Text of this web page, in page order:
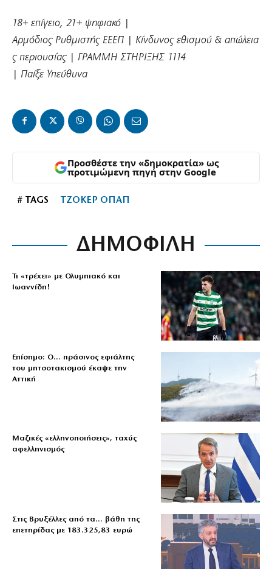
18+ επίγειο, 21+ ψηφιακό
Αρμόδιος Ρυθμιστής ΕΕΕΠ Κίνδυνος εθισμού & απώλεια
ς περιουσίας| ΓΡΑΜΜΗ ΣΤΗΡΙΞΗΣ 1114
Παίξε Υπεύθυνα
Προσθέστε την «δημοκρατία» ως
προτιμώμενη πηγή στην Google
# TAGS ΤΖΟΚΕΡ ΟΠΑΠ
ΔΗΜΟΦΙΛΗ
Τι «τρέχει» με Ολυμπιακό και
Ιωαννίδη!
Επίσημο: Ο… πράσινος εφιάλτης
του μητσοτακισμού έκαψε την
Αττική
Μαζικές «ελληνοποιήσεις», ταχύς
αφελληνισμός
Στις Βρυξέλλες από τα… βάθη της
επετηρίδας με 183.325,83 ευρώ